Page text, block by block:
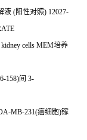
液 (阳性对照) 12027-
cells MEM培养
158)间 3-
MB-231(癌细胞)镓